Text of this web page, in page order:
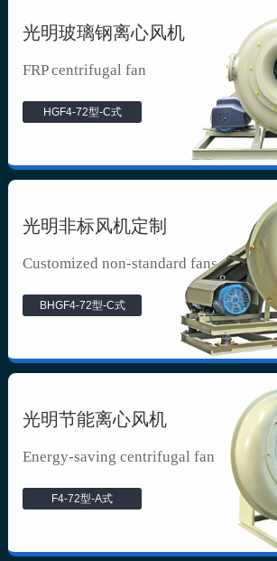
光明玻璃钢离心风机
FRP centrifugal fan
HGF4-72型-C式
光明非标风机定制
Customized non-standard fans
BHGF4-72型-C式
光明节能离心风机
Energy-saving centrifugal fan
F4-72型-A式